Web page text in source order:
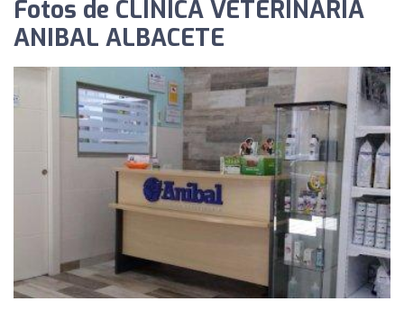
Fotos de CLÍNICA VETERINARIA
ANIBAL ALBACETE